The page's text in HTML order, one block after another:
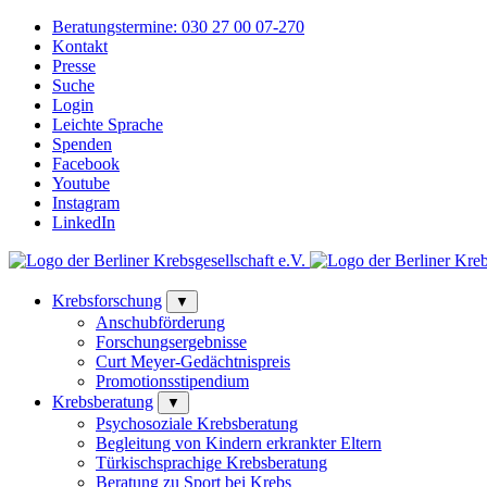
Beratungstermine: 030 27 00 07-270
Kontakt
Presse
Suche
Login
Leichte Sprache
Spenden
Facebook
Youtube
Instagram
LinkedIn
Krebsforschung ▼
Anschubförderung
Forschungsergebnisse
Curt Meyer-Gedächtnispreis
Promotionsstipendium
Krebsberatung
▼
Psychosoziale Krebsberatung
Begleitung von Kindern erkrankter Eltern
Türkischsprachige Krebsberatung
Beratung zu Sport bei Krebs